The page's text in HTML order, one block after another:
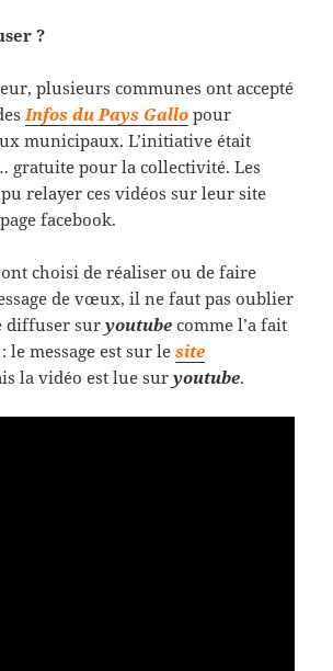
?
plusieurs communes ont accepté
Infos du Pays Gallo pour
municipaux. L’initiative était
gratuite pour la collectivité. Les
relayer ces vidéos sur leur site
facebook.
choisi de réaliser ou de faire
de vœux, il ne faut pas oublier
diffuser suryoutubecomme l’a fait
le message est sur lesite
la vidéo est lue suryoutube.